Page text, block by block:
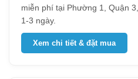
miễn phí tại Phường 1, Quận
1-3 ngày.
Xem chi tiết & đặt mua